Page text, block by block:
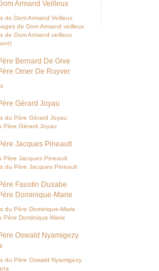
Armand Veilleux
de Dom Armand Veilleux
de Dom Armand veilleux
de Dom Armand veilleux
Bernard De Give
Omer De Ruyver
Gérard Joyau
du Père Gérard Joyau
Père Gérard Joyau
Jacques Pineault
Père Jacques Pineault
du Père Jacques Pineault
Faustin Dusabe
Dominique-Marie
du Père Dominique-Marie
Père Dominique-Marie
Oswald Nyamigezy
du Père Oswald Nyamigezy